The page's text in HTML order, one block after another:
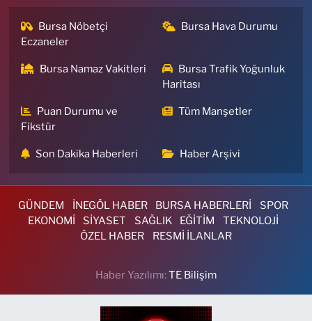
Bursa Nöbetçi
Eczaneler
Bursa Hava Durumu
Bursa Namaz Vakitleri
Bursa Trafik Yoğunluk
Haritası
Puan Durumu ve
Fikstür
Tüm Manşetler
Son Dakika Haberleri Haber Arşivi
GÜNDEM İNEGÖL HABER BURSA HABERLERİ
SPOR
EKONOMİ
SİYASET SAĞLIK EĞİTİM
TEKNOLOJİ
ÖZEL HABER
RESMİ İLANLAR
Haber Yazılımı:TE Bilişim